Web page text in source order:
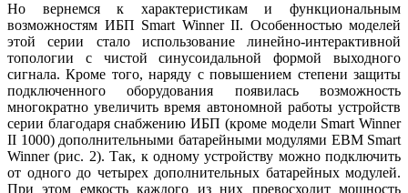
Но вернемся к характеристикам и функциональным
возможностям ИБП Smart Winner II. Особенностью моделей
этой серии стало использование линейно-интерактивной
топологии с чистой синусоидальной формой выходного
сигнала. Кроме того, наряду с повышением степени защиты
подключенного оборудования появилась возможность
многократно увеличить время автономной работы устройств
серии благодаря снабжению ИБП (кроме модели Smart Winner
II 1000) дополнительными батарейными модулями EBM Smart
Winner (рис. 2). Так, к одному устройству можно подключить
от одного до четырех дополнительных батарейных модулей.
При этом емкость каждого из них превосходит мощность